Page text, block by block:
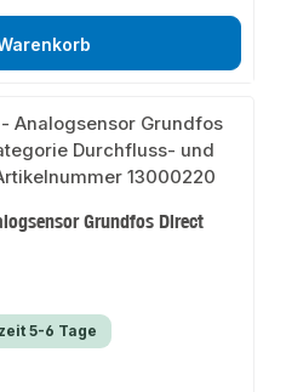
Grundfos Direct
5-6 Tage